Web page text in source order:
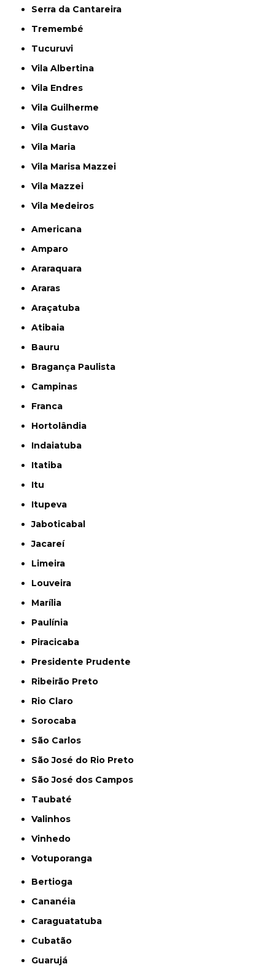
Serra da Cantareira
Tremembé
Tucuruvi
Vila Albertina
Vila Endres
Vila Guilherme
Vila Gustavo
Vila Maria
Vila Marisa Mazzei
Vila Mazzei
Vila Medeiros
Americana
Amparo
Araraquara
Araras
Araçatuba
Atibaia
Bauru
Bragança Paulista
Campinas
Franca
Hortolândia
Indaiatuba
Itatiba
Itu
Itupeva
Jaboticabal
Jacareí
Limeira
Louveira
Marília
Paulínia
Piracicaba
Presidente Prudente
Ribeirão Preto
Rio Claro
Sorocaba
São Carlos
São José do Rio Preto
São José dos Campos
Taubaté
Valinhos
Vinhedo
Votuporanga
Bertioga
Cananéia
Caraguatatuba
Cubatão
Guarujá